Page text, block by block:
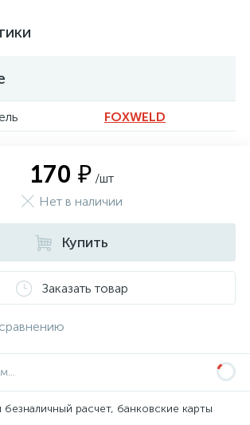
FOXWELD
170 ₽ /шт
Нет в наличии
Купить
Заказать товар
расчет, банковские карты